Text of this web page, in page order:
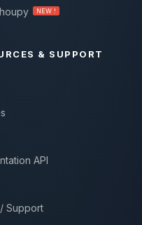
NEW !
& SUPPORT
API
Support